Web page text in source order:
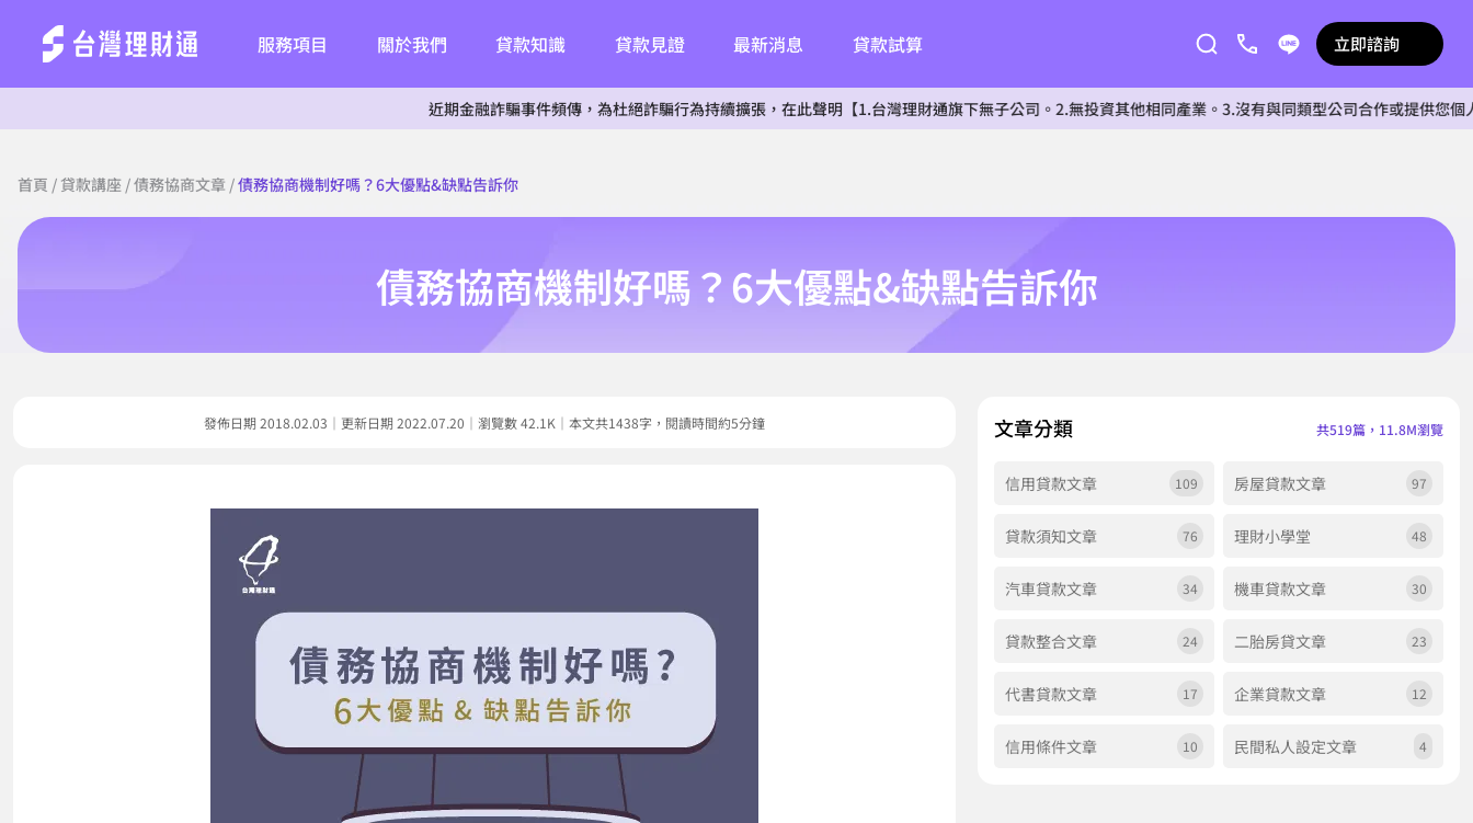
服務項目 關於我們 貸款知識 貸款見證 最新消息 貸款試算 立即諮詢
近期金融詐騙事件頻傳，為杜絕詐騙行為持續擴張，在此聲明【1.台灣理財通旗下無子公司。2.無投資其他相同產業。3.沒有與同類型公司合作或提供您個人相關
首頁 / 貸款講座 /債務協商文章 /債務協商機制好嗎？6大優點&缺點告訴你
債務協商機制好嗎？6大優點&缺點告訴你
發佈日期 2018.02.03｜更新日期 2022.07.20｜瀏覽數 42.1K｜本文共1438字，閱讀時間約5分鐘 文章分類 共519篇，11.8M瀏覽
信用貸款文章 109 房屋貸款文章 97
貸款須知文章 76 理財小學堂 48
汽車貸款文章 34 機車貸款文章 30
貸款整合文章 24 二胎房貸文章 23
代書貸款文章 17 企業貸款文章 12
信用條件文章 10 民間私人設定文章 4